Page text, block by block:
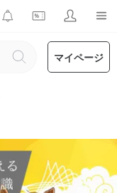
マイページ